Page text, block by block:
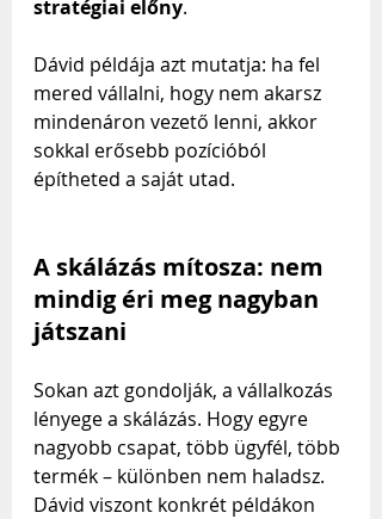
stratégiai előny.
Dávid példája azt mutatja: ha fel
mered vállalni, hogy nem akarsz
mindenáron vezető lenni, akkor
sokkal erősebb pozícióból
építheted a saját utad.
A skálázás mítosza: nem
mindig éri meg nagyban
játszani
Sokan azt gondolják, a vállalkozás
lényege a skálázás. Hogy egyre
nagyobb csapat, több ügyfél, több
termék – különben nem haladsz.
Dávid viszont konkrét példákon